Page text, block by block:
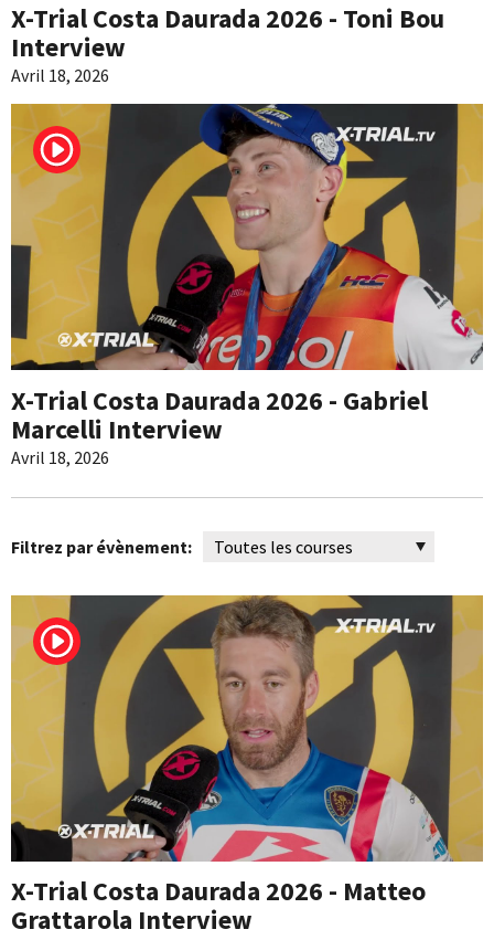
X-Trial Costa Daurada 2026 - Toni Bou
Interview
Avril 18, 2026
X-Trial Costa Daurada 2026 - Gabriel
Marcelli Interview
Avril 18, 2026
Filtrez par évènement:
X-Trial Costa Daurada 2026 - Matteo
Grattarola Interview